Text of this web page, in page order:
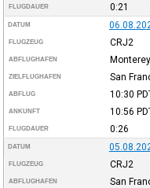
FLUGDAUER 0:21
DATUM
FLUGZEUG CRJ2
ABFLUGHAFEN
ZIELFLUGHAFEN San
ABFLUG 10:30
ANKUNFT 10:56
FLUGDAUER 0:26
DATUM
FLUGZEUG CRJ2
ABFLUGHAFEN San